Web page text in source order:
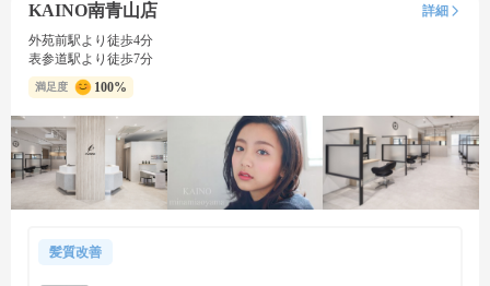
KAINO南青山店
詳細
外苑前駅より徒歩4分
表参道駅より徒歩7分
満足度 100%
髪質改善